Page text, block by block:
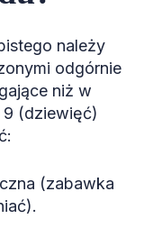
należy
odgórnie
niż w
9 (dziewięć)
(zabawka